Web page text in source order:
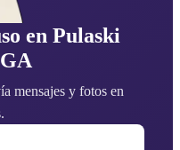
en Pulaski
mensajes y fotos en